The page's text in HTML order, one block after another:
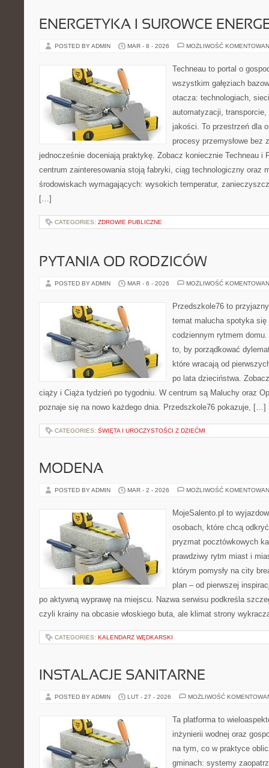
ENERGETYKA I SUROWCE
POSTED BY ADMIN MAR - 8 - 2026 MOŻLIWOŚĆ
Techneau to portal o
wszystkim gałęziach
otacza: technologiach,
automatyzacji,
jakości. To przestrzeń dla
procesy przemysłowe bez
jednocześnie doceniają praktykę. Zobacz koniecznie Techneau i
centrum zainteresowania stoją fabryki, ciąg technologiczny oraz
środowiskach wymagających: wysokich temperatur,
[…]
CATEGORIES: ZDROWIE PUBLICZNE
PYTANIA OD RODZICÓW
POSTED BY ADMIN MAR - 6 - 2026 MOŻLIWOŚĆ
Przedszkole76 to
temat malucha spotyka
codziennym rytmem
to, by porządkować
które wracają od
po lata dzieciństwa.
ciąży i Ciąża tydzień po tygodniu. W centrum są Maluchy oraz
poznaje się na nowo każdego dnia. Przedszkole76 pokazuje, […]
CATEGORIES: ŚWIĘTA I UROCZYSTOŚCI Z DZIEĆMI
MODENA
POSTED BY ADMIN MAR - 2 - 2026 MOŻLIWOŚĆ
MojeSalento.pl to
osobach, które chcą
pryzmat pocztówkowych
prawdziwy rytm miast i
którym pomysły na city
plan – od pierwszej
po aktywną wyprawę na miejscu. Nazwa serwisu podkreśla
czyli krainy na obcasie włoskiego buta, ale klimat strony
CATEGORIES: KALENDARZ WĘDKARSKI
INSTALACJE SANITARNE
POSTED BY ADMIN LUT - 27 - 2026 MOŻLIWOŚĆ
Ta platforma to
inżynierii wodnej oraz
na tym, co w praktyce
gminach: systemy